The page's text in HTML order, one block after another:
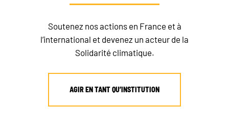
Soutenez nos actions en France et à
l’international et devenez un acteur de la
Solidarité climatique.
AGIR EN TANT QU’INSTITUTION